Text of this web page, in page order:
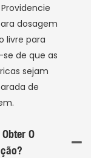
dosagem
livre para
de que as
sejam
de
O